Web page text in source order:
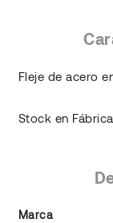
Fleje de acero
Stock en
Marca